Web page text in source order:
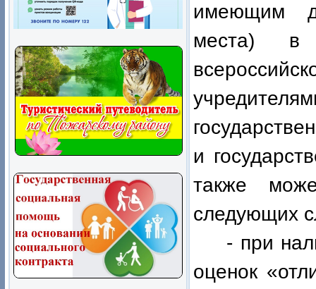
имеющим
места) в
и
также
следующих
- при
оценок